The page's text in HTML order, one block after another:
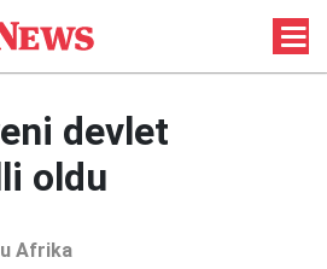
devlet
oldu
Afrika